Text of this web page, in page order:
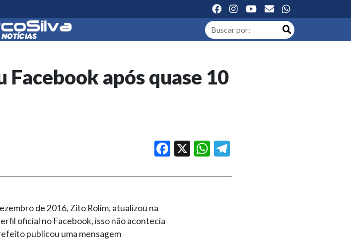
após quase 10
Facebook WhatsApp
de 2016, Zito Rolim, atualizou na
oficial no Facebook, isso não acontecia
publicou uma mensagem